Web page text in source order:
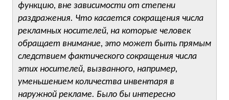
функцию, вне зависимости от степени
раздражения. Что касается сокращения числа
рекламных носителей, на которые человек
обращает внимание, это может быть прямым
следствием фактического сокращения числа
этих носителей, вызванного, например,
уменьшением количества инвентаря в
наружной рекламе. Было бы интересно